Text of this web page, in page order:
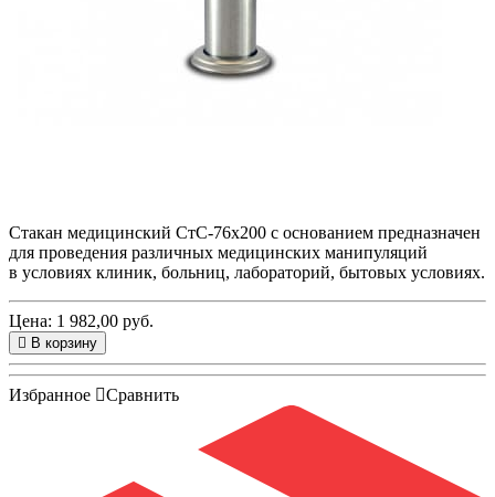
Стакан медицинский СтС-76х200 с основанием предназначен
для проведения различных медицинских манипуляций
в условиях клиник, больниц, лабораторий, бытовых условиях.
Цена: 1 982,00 руб.
В корзину
Избранное Сравнить